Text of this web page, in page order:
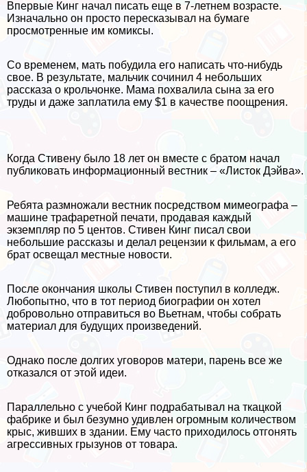
Впервые Кинг начал писать еще в 7-летнем возрасте.
Изначально он просто пересказывал на бумаге
просмотренные им комиксы.
Со временем, мать побудила его написать что-нибудь
свое. В результате, мальчик сочинил 4 небольших
рассказа о крольчонке. Мама похвалила сына за его
труды и даже заплатила ему $1 в качестве поощрения.
Когда Стивену было 18 лет он вместе с братом начал
публиковать информационный вестник – «Листок Дэйва».
Ребята размножали вестник посредством мимеографа –
машине трафаретной печати, продавая каждый
экземпляр по 5 центов. Стивен Кинг писал свои
небольшие рассказы и делал рецензии к фильмам, а его
брат освещал местные новости.
После окончания школы Стивен поступил в колледж.
Любопытно, что в тот период биографии он хотел
добровольно отправиться во Вьетнам, чтобы собрать
материал для будущих произведений.
Однако после долгих уговоров матери, парень все же
отказался от этой идеи.
Параллельно с учебой Кинг подpaбатывал на ткацкой
фабрике и был безумно удивлен огромным количеством
крыс, живших в здании. Ему часто приходилось отгонять
агрессивных грызунов от товара.